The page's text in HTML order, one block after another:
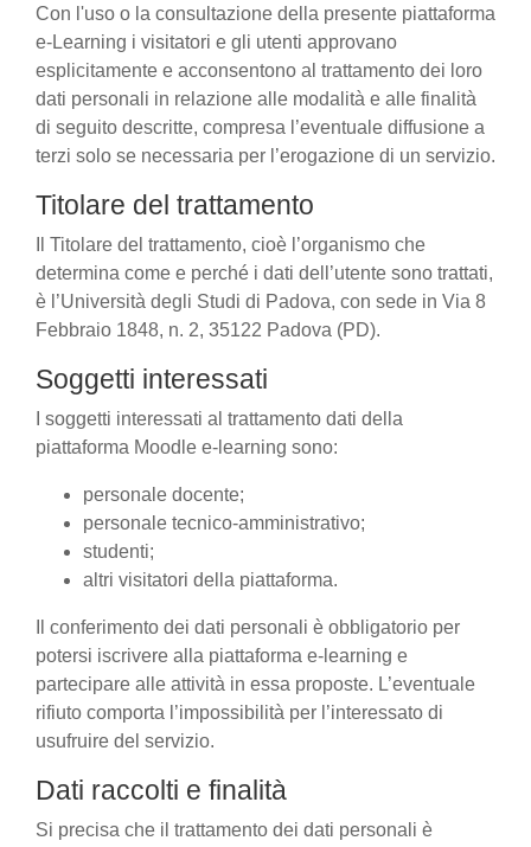
Con l'uso o la consultazione della presente piattaforma
e-Learning i visitatori e gli utenti approvano
esplicitamente e acconsentono al trattamento dei loro
dati personali in relazione alle modalità e alle finalità
di seguito descritte, compresa l’eventuale diffusione a
terzi solo se necessaria per l’erogazione di un servizio.
Titolare del trattamento
Il Titolare del trattamento, cioè l’organismo che
determina come e perché i dati dell’utente sono trattati,
è l’Università degli Studi di Padova, con sede in Via 8
Febbraio 1848, n. 2, 35122 Padova (PD).
Soggetti interessati
I soggetti interessati al trattamento dati della
piattaforma Moodle e-learning sono:
personale docente;
personale tecnico-amministrativo;
studenti;
altri visitatori della piattaforma.
Il conferimento dei dati personali è obbligatorio per
potersi iscrivere alla piattaforma e-learning e
partecipare alle attività in essa proposte. L’eventuale
rifiuto comporta l’impossibilità per l’interessato di
usufruire del servizio.
Dati raccolti e finalità
Si precisa che il trattamento dei dati personali è